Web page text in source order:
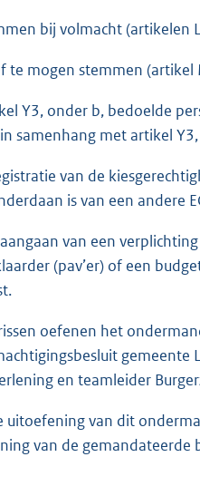
bij volmacht (artikelen
te mogen stemmen (artikel
Y3, onder b, bedoelde
samenhang met artikel
van de
is van een andere
van een
(pav’er) of een
oefenen het
gemeente
en teamleider
uitoefening van dit
van de gemandateerde